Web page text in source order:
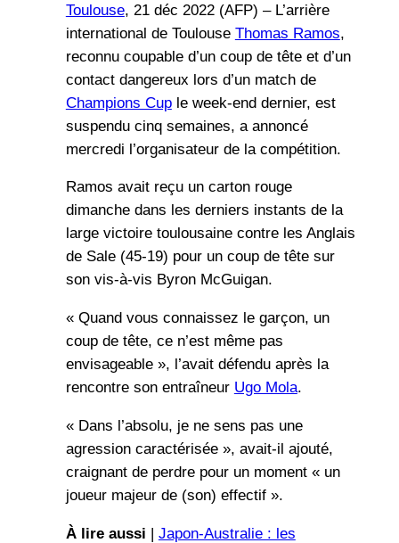
Toulouse, 21 déc 2022 (AFP) – L’arrière
international de Toulouse Thomas Ramos,
reconnu coupable d’un coup de tête et d’un
contact dangereux lors d’un match de
Champions Cuple week-end dernier, est
suspendu cinq semaines, a annoncé
mercredi l’organisateur de la compétition.
Ramos avait reçu un carton rouge
dimanche dans les derniers instants de la
large victoire toulousaine contre les Anglais
de Sale (45-19) pour un coup de tête sur
son vis-à-vis Byron McGuigan.
« Quand vous connaissez le garçon, un
coup de tête, ce n’est même pas
envisageable », l’avait défendu après la
rencontre son entraîneur Ugo Mola.
« Dans l’absolu, je ne sens pas une
agression caractérisée », avait-il ajouté,
craignant de perdre pour un moment « un
joueur majeur de (son) effectif ».
À lire aussi | Japon-Australie : les